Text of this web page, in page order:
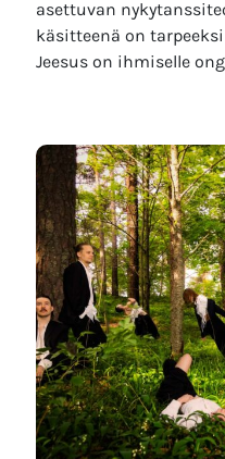
asettuvan
käsitteenä on
Jeesus on ihmiselle